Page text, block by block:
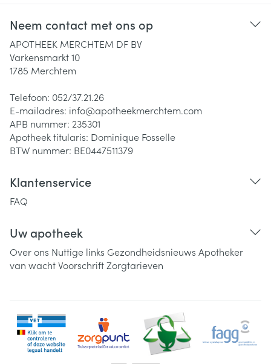
Neem contact met ons op
APOTHEEK MERCHTEM DF BV
Varkensmarkt 10
1785 Merchtem
Telefoon: 052/37.21.26
E-mailadres: info@apotheekmerchtem.com
APB nummer: 235301
Apotheek titularis: Dominique Fosselle
BTW nummer: BE0447511379
Klantenservice
FAQ
Uw apotheek
Over ons Nuttige links Gezondheidsnieuws Apotheker
van wachtVoorschriftZorgtarieven